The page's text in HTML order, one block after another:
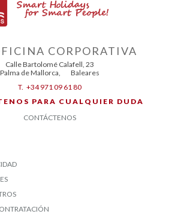
CORPORATIVA
Calle Bartolomé Calafell, 23
Palma de Mallorca
Baleares
T. +34 971 09 61 80
PARA CUALQUIER DUDA
CONTÁCTENOS